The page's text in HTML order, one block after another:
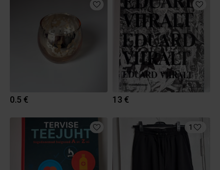
0.5 € 13 €
1